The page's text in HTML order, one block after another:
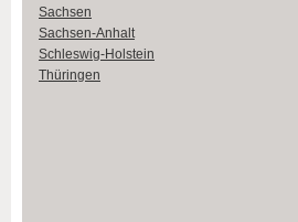
Sachsen
Sachsen-Anhalt
Schleswig-Holstein
Thüringen